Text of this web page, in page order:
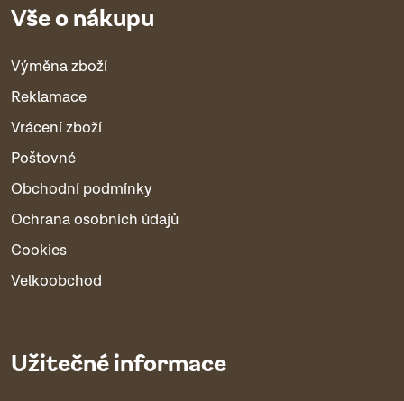
Vše o nákupu
Výměna zboží
Reklamace
Vrácení zboží
Poštovné
Obchodní podmínky
Ochrana osobních údajů
Cookies
Velkoobchod
Užitečné informace